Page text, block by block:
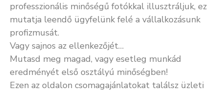
professzionális minőségű fotókkal illusztráljuk, ez
mutatja leendő ügyfelünk felé a vállalkozásunk
profizmusát.
Vagy sajnos az ellenkezőjét…
Mutasd meg magad, vagy esetleg munkád
eredményét első osztályú minőségben!
Ezen az oldalon csomagajánlatokat találsz üzleti